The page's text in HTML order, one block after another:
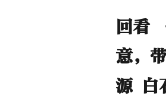
回看
意，
源 白